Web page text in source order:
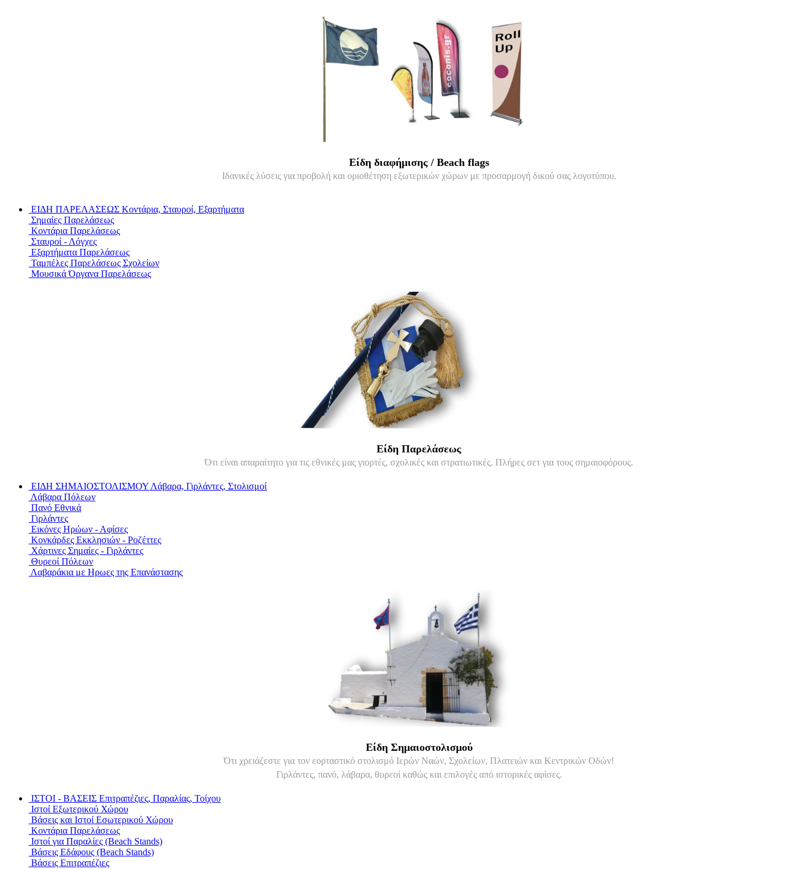
Είδη διαφήμισης / Beach flags
Ιδανικές λύσεις για προβολή και οριοθέτηση εξωτερικών χώρων με προσαρμογή δικού σας λογοτύπου.
ΕΙΔΗ ΠΑΡΕΛΑΣΕΩΣ Κοντάρια, Σταυροί, Εξαρτήματα
Σημαίες Παρελάσεως
Κοντάρια Παρελάσεως
Σταυροί - Λόγχες
Εξαρτήματα Παρελάσεως
Ταμπέλες Παρελάσεως Σχολείων
Μουσικά Όργανα Παρελάσεως
Είδη Παρελάσεως
Ότι είναι απαραίτητο για τις εθνικές μας γιορτές, σχολικές και στρατιωτικές. Πλήρες σετ για τους σημαιοφόρους.
ΕΙΔΗ ΣΗΜΑΙΟΣΤΟΛΙΣΜΟΥ Λάβαρα, Γιρλάντες, Στολισμοί
Λάβαρα Πόλεων
Πανό Εθνικά
Γιρλάντες
Εικόνες Ηρώων - Αφίσες
Κονκάρδες Εκκλησιών - Ροζέττες
Χάρτινες Σημαίες - Γιρλάντες
Θυρεοί Πόλεων
Λαβαράκια με Ηρωες της Επανάστασης
Είδη Σημαιοστολισμού
Ότι χρειάζεστε για τον εορταστικό στολισμό Ιερών Ναών, Σχολείων, Πλατειών και Κεντρικών Οδών!
Γιρλάντες, πανό, λάβαρα, θυρεοί καθώς και επιλογές από ιστορικές αφίσες.
ΙΣΤΟΙ - ΒΑΣΕΙΣ Επιτραπέζιες, Παραλίας, Τοίχου
Ιστοί Εξωτερικού Χώρου
Βάσεις και Ιστοί Εσωτερικού Χώρου
Κοντάρια Παρελάσεως
Ιστοί για Παραλίες (Beach Stands)
Βάσεις Εδάφους (Beach Stands)
Βάσεις Επιτραπέζιες